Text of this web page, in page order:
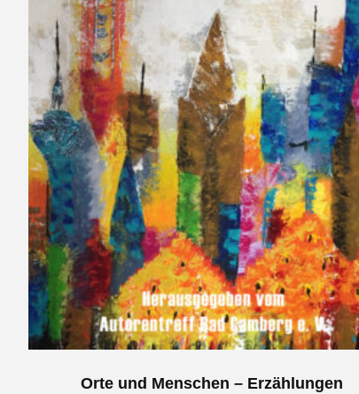
Orte und Menschen – Erzählungen